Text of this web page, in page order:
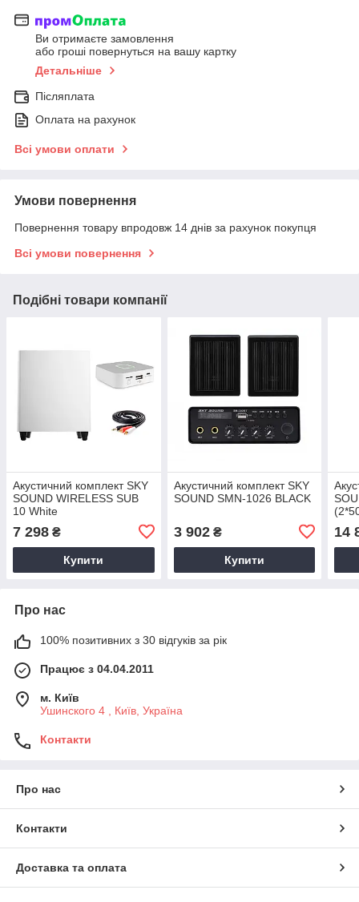
Ви отримаєте замовлення
або гроші повернуться на вашу картку
Детальніше
Післяплата
Оплата на рахунок
Всі умови оплати
Умови повернення
Повернення товару впродовж 14 днів за рахунок покупця
Всі умови повернення
Подібні товари компанії
Акустичний комплект SKY
SOUND WIRELESS SUB
10 White
7 298 ₴
Купити
Акустичний комплект SKY
SOUND SMN-1026 BLACK
3 902₴
Купити
14
Про нас
100% позитивних з 30 відгуків за рік
Працює з 04.04.2011
м. Київ
Ушинского 4 , Київ, Україна
Контакти
Про нас
Контакти
Доставка та оплата